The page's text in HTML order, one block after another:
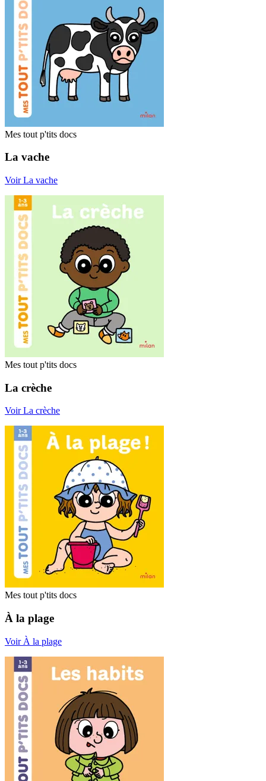
Mes tout p'tits docs
La vache
Voir La vache
Mes tout p'tits docs
La crèche
Voir La crèche
Mes tout p'tits docs
À la plage
Voir À la plage